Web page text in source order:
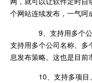
个网站连续发布，一气呵
9、支持用多个公
支持用多个公司名称、多
息发布策略。这也是目前
10、支持多项目